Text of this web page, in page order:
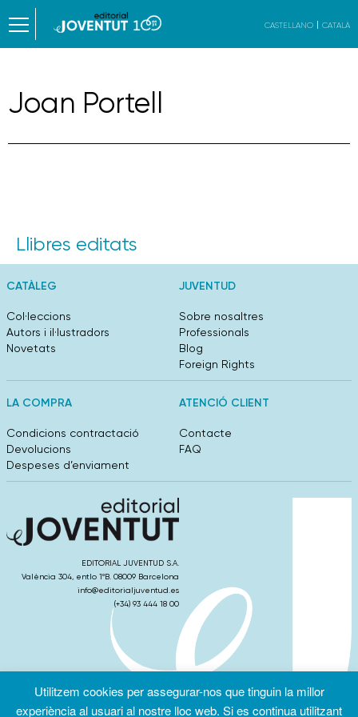
CASTELLANO CATALÀ
Joan Portell
Llibres editats
CATÀLEG
Col·leccions
Autors i il·lustradors
Novetats
JUVENTUD
Sobre nosaltres
Professionals
Blog
Foreign Rights
LA COMPRA
Condicions contractació
Devolucions
Despeses d’enviament
ATENCIÓ CLIENT
Contacte
FAQ
EDITORIAL JUVENTUD S.A.
València 304, entlo 1ºB. 08009 Barcelona
info@editorialjuventud.es
(+34) 93 444 18 00
Condicions
Política de
Política de
cookies
Utilitzem cookies per assegurar-nos que tinguin la millor
experiència al usuari al nostre lloc web. Si es continua utilitzant